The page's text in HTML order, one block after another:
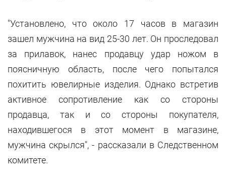
"Установлено, что около 17 часов в магазин
зашел мужчина на вид 25-30 лет. Он проследовал
за прилавок, нанес продавцу удар ножом в
поясничную область, после чего попытался
похитить ювелирные изделия. Однако встретив
активное сопротивление как со стороны
продавца, так и со стороны покупателя,
находившегося в этот момент в магазине,
мужчина скрылся", - рассказали в Следственном
комитете.